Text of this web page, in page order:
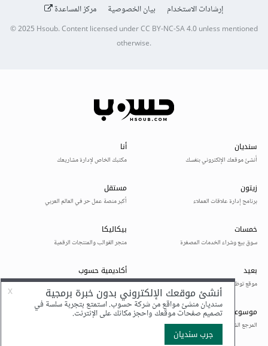
إرشادات الاستخدام
بيان الخصوصية مركز المساعدة
© 2025Hsoub.Content licensed underCC BY-NC-SA 4.0unless mentioned
otherwise.